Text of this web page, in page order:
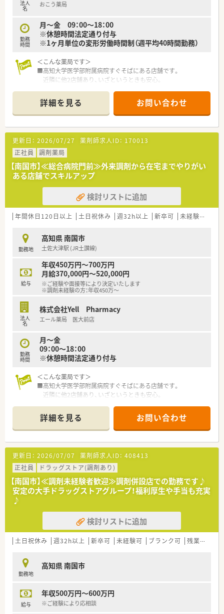
法人
名 おこう薬局
勤務
時間
月～金 09：00～18：00
※休憩時間法定通り付与
※1ヶ月単位の変形労働時間制（週平均40時間勤務）
＜こんな薬局です＞
■高知大学医学部附属病院すぐそばにある店舗です。
近隣に他2店舗あり、いざというときも安心。
広々とした駐車場、ピンクの看板が目印です。
■お隣の敷地にはコンビニもありお昼休みやお帰りの際に立ち
寄ることもでき便利。
■薬剤師3名在籍、管理薬剤師は女性です。
＜業務内容＞
■調剤・投薬・監査等、外来処方箋の対応全般をお願いいたしま
す。
■総合科目を応需しています。幅広い処方箋を対応しますので
スキルアップにつながります。
■処方箋枚数は1日あたり平均60枚です。
■投薬は立ち投薬となります。
■在宅業務もございます。これまでのご経験や入社後の状況に
応じてご担当頂く場合がございます。
＜研修制度＞
■ご入職後は店舗での実務を通じて一連の流れを習得頂きま
す。
ベテランの社員さんもおられますので安心です。
■認定薬剤師取得サポートとしてe-ラーニングの利用が可能で
す。
■1年に3回（3月、7月、11月）グループ内の薬剤師・看護師・ケアマ
れています。薬の知識だけでなく、安全管理の取り組みや外部の
専門家による接遇研修等も行われています。
■保険薬局での勤務未経験の方に対しても、電子薬歴の使用方法
ます。
■希望制となりますが、職員研修の一環として医療機関のご協力
のもと、4～6カ月の病院研修も行われています。
＜法人特徴＞
■高知県内を中心にグループ全体で32店舗展開中です。今後も
県内・県外にて店舗を増やしていく方針です。
■総合病院門前からクリニック門前までさまざまな科目の店舗
を運営されています。
■在宅件数はグループ全体で700件以上ございます。在宅専任薬
剤師も複数名いらっしゃいます。
■1年に1回以上学会に参加されており、学会発表チームを立ち
上げ、日々の業務で感じたことや、患者さまからの要望などを議
論して発表の題目を検討されています。
■調剤業務だけでなく、災害対策や野菜の販売等を通して地域貢
献を行われています。
■業務短縮の為、全店舗にて最新機器（電子薬歴・分包機（円盤）・
一部店舗に二次元バーコードやクリーンベンチ、ピッキング鑑査
＜こんな方にもオススメ＞
■複数店舗展開されているチェーン薬局を希望されている方
■研修制度が充実している企業をご希望の方
詳細を見る お問い合わせ
更新日： 2026/07/27 薬剤師求人ID： 170013
正社員
調剤薬局
【南国市】≪総合病院門前≫外来調剤から在宅までやりがい
ある店舗でスキルアップ
検討リストに追加
年間休日120日以上 土日祝休み 週32h以上 新卒可 未経験可
勤務地
高知県 南国市
土佐大津駅 (JR土讃線)
給与
年収450万円～700万円
月給370,000円～520,000円
※ご経験や面接等により決定いたします
※調剤未経験の方：年収450万～
法人
名
株式会社Yell Pharmacy
エール薬局 医大前店
勤務
時間
月～金
09：00～18：00
※休憩時間法定通り付与
＜こんな薬局です＞
■高知大学医学部附属病院すぐそばにある店舗です。
近隣に他2店舗あり、いざというときも安心。
ダークグレーを基調としたスタイリッシュな外観で、ピンクの
看板が目印です。
■薬剤師常時4～5名体制、管理薬剤師は女性です。
＜業務内容＞
■調剤・投薬・監査等、外来処方箋の対応全般をお願いいたしま
す。
■総合科目を応需しています。幅広い処方箋を対応しますので
スキルアップにつながります。
■処方箋枚数は1日あたり平均70枚です。
患者様のプライバシーに配慮しすりガラスのパーテーション
で区切られています。
■在宅業務もございます。これまでのご経験や入社後の状況に
応じてご担当頂く場合がございます。
＜研修制度＞
ベテランの社員さんもおられますので安心です。
■認定薬剤師取得サポートとしてe-ラーニングの利用が可能で
詳細を見る お問い合わせ
更新日： 2026/07/07 薬剤師求人ID： 408413
正社員
ドラッグストア(調剤あり)
【南国市】≪調剤未経験者歓迎≫調剤併設店での勤務です♪
安定の大手ドラッグストアグループ！福利厚生や手当も充実
♪
検討リストに追加
土日祝休み 週32h以上 新卒可 未経験可 ブランク可 残業なし(ほぼなし含む)
勤務地
高知県 南国市
給与
年収500万円～600万円
※ご経験により応相談